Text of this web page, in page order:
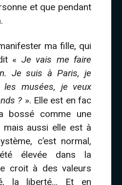
et que pendant
ma fille, qui
« Je vais me faire
Je suis à Paris, je
les musées, je veux
? ». Elle est en fac
bossé comme une
mais aussi elle est à
c’est normal,
élevée dans la
croit à des valeurs
la liberté… Et en